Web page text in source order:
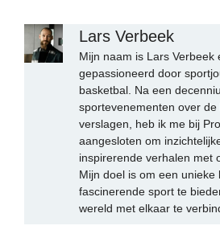
Lars Verbeek
Mijn naam is Lars Verbeek
gepassioneerd door
basketbal. Na een
sportevenementen over
verslagen, heb ik me bij
aangesloten om
inspirerende verhalen met
Mijn doel is om een unieke
fascinerende sport te
wereld met elkaar te